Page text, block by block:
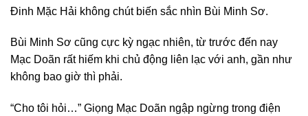
Đinh Mặc Hải không chút biến sắc nhìn Bùi Minh Sơ.
Bùi Minh Sơ cũng cực kỳ ngạc nhiên, từ trước đến nay
Mạc Doãn rất hiếm khi chủ động liên lạc với anh, gần như
không bao giờ thì phải.
“Cho tôi hỏi…” Giọng Mạc Doãn ngập ngừng trong điện